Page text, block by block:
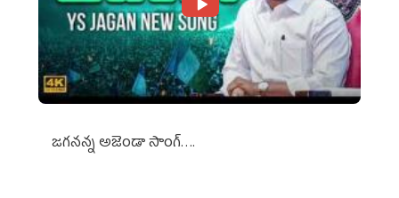
జగనన్న అజెండా సాంగ్….